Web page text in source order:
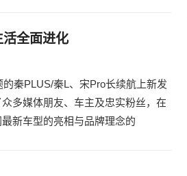
全面进化
的秦PLUS/秦L、宋Pro长续航上新发
多媒体朋友、车主及忠实粉丝，在
新车型的亮相与品牌理念的